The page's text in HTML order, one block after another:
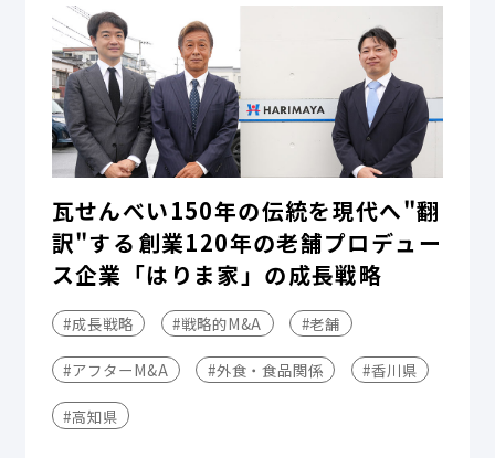
瓦せんべい150年の伝統を現代へ"翻
訳"する――創業120年の老舗プロデュー
ス企業「はりま家」の成長戦略
#成長戦略 #戦略的M&A #老舗
#アフターM&A #外食・食品関係 #香川県
#高知県